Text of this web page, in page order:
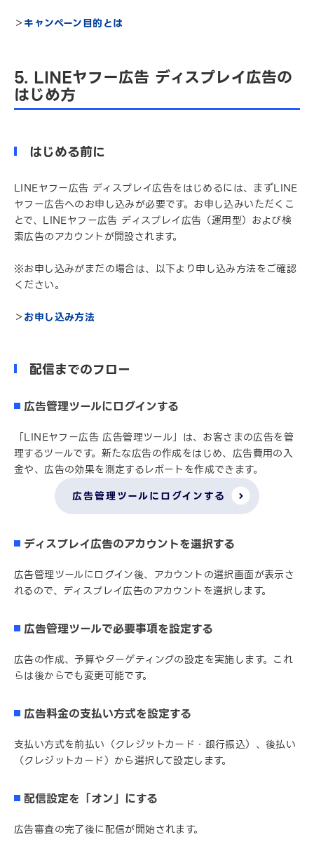
＞キャンペーン目的とは
5. LINEヤフー広告 ディスプレイ広告の
はじめ方
はじめる前に
LINEヤフー広告 ディスプレイ広告をはじめるには、まずLINE
ヤフー広告へのお申し込みが必要です。お申し込みいただくこ
とで、LINEヤフー広告 ディスプレイ広告（運用型）および検
索広告のアカウントが開設されます。
※お申し込みがまだの場合は、以下より申し込み方法をご確認
ください。
＞お申し込み方法
配信までのフロー
広告管理ツールにログインする
「LINEヤフー広告 広告管理ツール」は、お客さまの広告を管
理するツールです。新たな広告の作成をはじめ、広告費用の入
金や、広告の効果を測定するレポートを作成できます。
広告管理ツールにログインする
ディスプレイ広告のアカウントを選択する
広告管理ツールにログイン後、アカウントの選択画面が表示さ
れるので、ディスプレイ広告のアカウントを選択します。
広告管理ツールで必要事項を設定する
広告の作成、予算やターゲティングの設定を実施します。これ
らは後からでも変更可能です。
広告料金の支払い方式を設定する
支払い方式を前払い（クレジットカード・銀行振込）、後払い
（クレジットカード）から選択して設定します。
配信設定を「オン」にする
広告審査の完了後に配信が開始されます。